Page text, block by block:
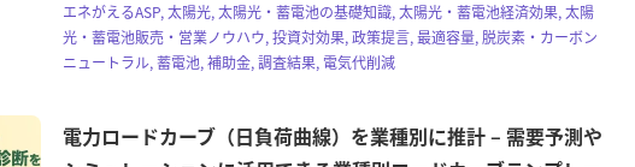
エネがえるASP, 太陽光, 太陽光・蓄電池の基礎知識, 太陽光・蓄電池経済効果, 太陽
光・蓄電池販売・営業ノウハウ, 投資対効果, 政策提言, 最適容量, 脱炭素・カーボン
ニュートラル, 蓄電池, 補助金, 調査結果, 電気代削減
電力ロードカーブ（日負荷曲線）を業種別に推計 – 需要予測や